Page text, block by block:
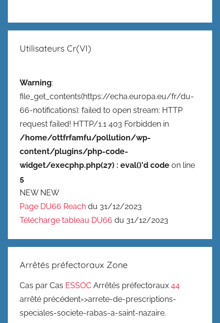
Utilisateurs Cr(VI)
Warning:
file_get_contents(https://echa.europa.eu/fr/du-
66-notifications): failed to open stream: HTTP
request failed! HTTP/1.1 403 Forbidden in
/home/ottfrfamfu/pollution/wp-
content/plugins/php-code-
widget/execphp.php(27) : eval()'d code on line
5
NEW NEW
Page DU66 Reach du 31/12/2023
Télécharge tableau DU66 du 31/12/2023
Arrêtés préfectoraux Zone
Cas par Cas ESSOC Arrêtés préfectoraux 44
arrêté précédent=>arrete-de-prescriptions-
speciales-societe-rabas-a-saint-nazaire.